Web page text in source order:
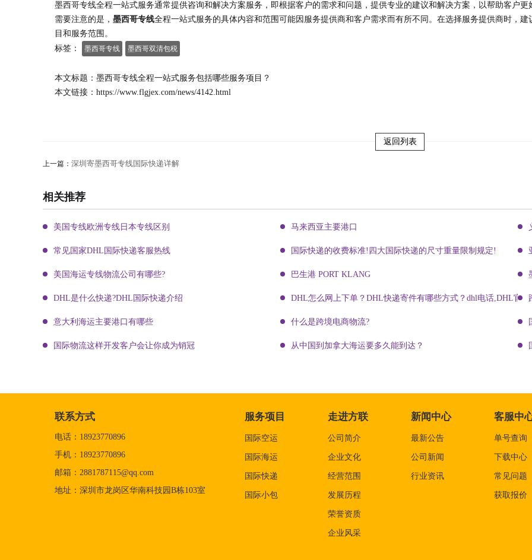
墨西哥专线全程一站式服务通常提供咨询和解决方案服务，即根据客户的需求和问题，提供专业的建议和解决方案，以帮助客户
需要注意的是， 墨西哥专线全程一站式服务的具体内容和范围可能因服务提供商和客户需求而有所不同。在选择服务提供商时，
目和服务范围。
标签：
墨西哥专线 墨西哥双清包税
本文标题：墨西哥专线全程一站式服务包括哪些服务项目？
本文链接： https://www.flgjex.com/news/4142.html
返回列表
上一篇： 深圳寄墨西哥专线国际快递详解
相关推荐
美国专线欧洲专线日本专线区别 马来西亚主要港口
常见国家DHL国际快递客服热线 国际快递的收费标准!四大国际快递的尺寸重量限制规定!
美国海运专线物流公司有哪些? 巴生港 PORT KLANG
DHL是什么快递?DHL国际快递介绍 DHL怎么网上下单？DHL快递寄件有哪些方式？dhl电话,DHL官网
意大利海运主要港口有哪些 什么是跨境电商物流?
国际物流这样开发客户会让你成为销冠 从中国到加拿大海运要多久能到达？
联系方式
电话：18923770896
手机：18923770896
邮箱：2881787115@qq.com
地址：深圳市龙岗区华南科技园B栋103室
服务项目
国际空运
国际海运
国际快递
国际小包
走进方联
公司简介
企业文化
经营范围
发展历程
荣誉资质
企业风采
新闻中心
最新公告
公司新闻
行业资讯
客服中
单号查询
下载中心
常见问题
获取报价